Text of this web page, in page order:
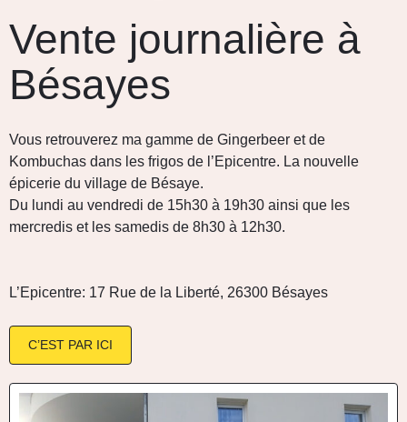
Vente journalière à
Bésayes
Vous retrouverez ma gamme de Gingerbeer et de
Kombuchas dans les frigos de l’Epicentre. La nouvelle
épicerie du village de Bésaye.
Du lundi au vendredi de 15h30 à 19h30 ainsi que les
mercredis et les samedis de 8h30 à 12h30.
L’Epicentre: 17 Rue de la Liberté, 26300 Bésayes
C’EST PAR ICI